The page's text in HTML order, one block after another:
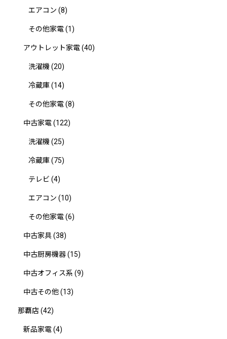
エアコン (8)
その他家電(1)
アウトレット家電(40)
洗濯機(20)
冷蔵庫(14)
その他家電(8)
中古家電(122)
洗濯機(25)
冷蔵庫(75)
テレビ (4)
エアコン (10)
その他家電(6)
中古家具(38)
中古厨房機器(15)
中古オフィス系 (9)
中古その他(13)
那覇店(42)
新品家電(4)